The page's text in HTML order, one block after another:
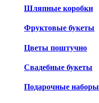
Шляпные коробки
Фруктовые букеты
Цветы поштучно
Свадебные букеты
Подарочные наборы